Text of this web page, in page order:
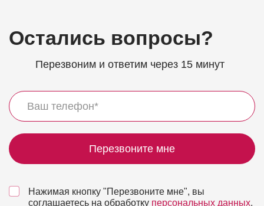
Остались вопросы?
Перезвоним и ответим через 15 минут
Перезвоните мне
Нажимая кнопку "Перезвоните мне", вы
соглашаетесь на обработку персональных данных.